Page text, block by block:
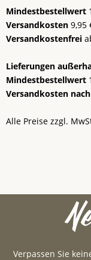
Mindestbestellwert
Versandkosten 9,95
Versandkostenfrei
Lieferungen
Mindestbestellwert
Versandkosten
Alle Preise zzgl.
Verpassen Sie